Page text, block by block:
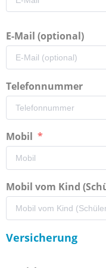
E-Mail (optional)
Telefonnummer
Mobil
Mobil vom Kind
Versicherung